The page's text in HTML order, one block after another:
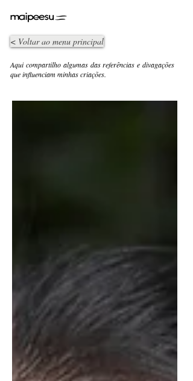
< Voltar ao menu principal
Aqui compartilho algumas das referências e divagações
que influenciam minhas criações.